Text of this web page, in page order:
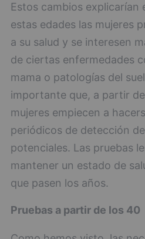
Estos cambios explicarían
estas edades las mujeres
a su salud y se interesen
de ciertas enfermedades
mama o patologías del
importante que, a partir
mujeres empiecen a
periódicos de detección
potenciales. Las pruebas
mantener un estado de
que pasen los años.
Pruebas a partir de los 40